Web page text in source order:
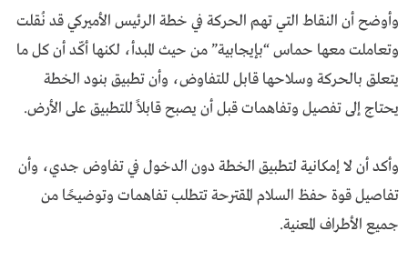
وأوضح أن النقاط التي تهم الحركة في خطة الرئيس الأميركي قد نُقلت
وتعاملت معها حماس “بإيجابية” من حيث المبدأ، لكنها أكّد أن كل ما
يتعلق بالحركة وسلاحها قابل للتفاوض، وأن تطبيق بنود الخطة
يحتاج إلى تفصيل وتفاهمات قبل أن يصبح قابلاً للتطبيق على الأرض.
وأكد أن لا إمكانية لتطبيق الخطة دون الدخول في تفاوض جدي، وأن
تفاصيل قوة حفظ السلام المقترحة تتطلب تفاهمات وتوضيحًا من
جميع الأطراف المعنية.